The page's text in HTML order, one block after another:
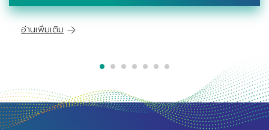
อ่านเพิ่มเติม